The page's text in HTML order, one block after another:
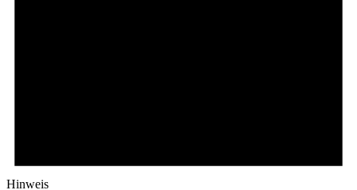
Hinweis